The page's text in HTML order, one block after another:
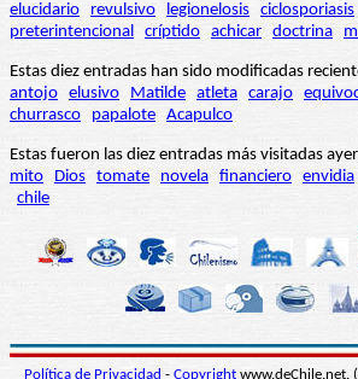
elucidario
revulsivo legionelosis ciclosporiasis
preterintencional críptido achicar doctrina
Estas diez entradas han sido modificadas
antojo elusivo Matilde atleta carajo
churrasco
papalote Acapulco
Estas fueron las diez entradas más visitadas
mito
Dios tomate novela financiero envidia
chile
Política de Privacidad - Copyrightwww.deChile.net.